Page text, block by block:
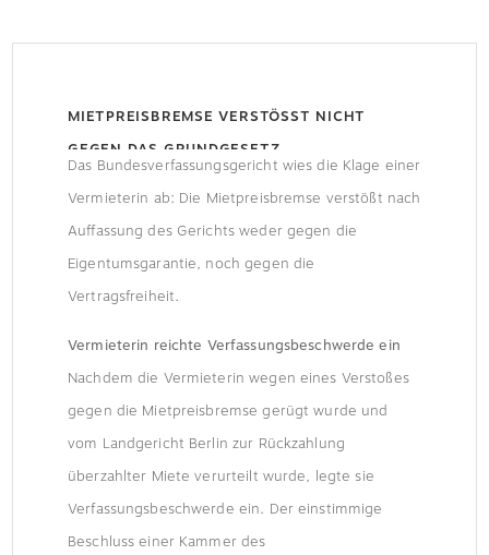
MIETPREISBREMSE VERSTÖSST NICHT G
EGEN DAS GRUNDGESETZ
Das Bundesverfassungsgericht wies die Klage einer
Vermieterin ab: Die Mietpreisbremse verstößt nach
Auffassung des Gerichts weder gegen die
Eigentumsgarantie, noch gegen die
Vertragsfreiheit.
Vermieterin reichte Verfassungsbeschwerde ein
Nachdem die Vermieterin wegen eines Verstoßes
gegen die Mietpreisbremse gerügt wurde und
vom Landgericht Berlin zur Rückzahlung
überzahlter Miete verurteilt wurde, legte sie
Verfassungsbeschwerde ein. Der einstimmige
Beschluss einer Kammer des